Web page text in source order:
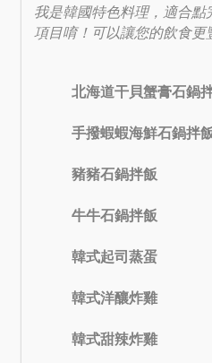
我是韓國特色料理，適合
項目唷！可以讓您的飲食
北海道干貝蟹膏石鍋
手撥蝦蝦海鮮石鍋拌
豬豬石鍋拌飯
牛牛石鍋拌飯
韓式起司蒸蛋
韓式洋釀炸雞
韓式甜辣炸雞